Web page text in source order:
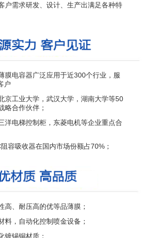
户需求研发、设计、生产出满足各种特
膜电容器广泛应用于近300个行业，服
户
京工业大学，武汉大学，湖南大学等50
略合作伙伴；
洋电梯控制柜，东菱电机等企业重点合
容吸收器在国内市场份额占70%；
高、耐压高的优等品薄膜；
料，自动化控制喷金设备；
镀锡铜材质；